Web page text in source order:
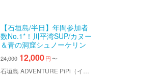
【石垣島/半日】年間参加者
数No.1*！川平湾SUP/カヌー
＆青の洞窟シュノーケリン
グ★石垣島2大定番ツアーを
半日に濃縮！送迎＆写真デ
ータ無料！
24,000 12,000円 〜